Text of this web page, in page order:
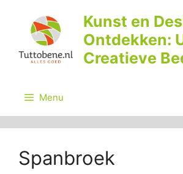
inhoud
Kunst en
Ontdekken:
Creatieve
Menu
Spanbroek